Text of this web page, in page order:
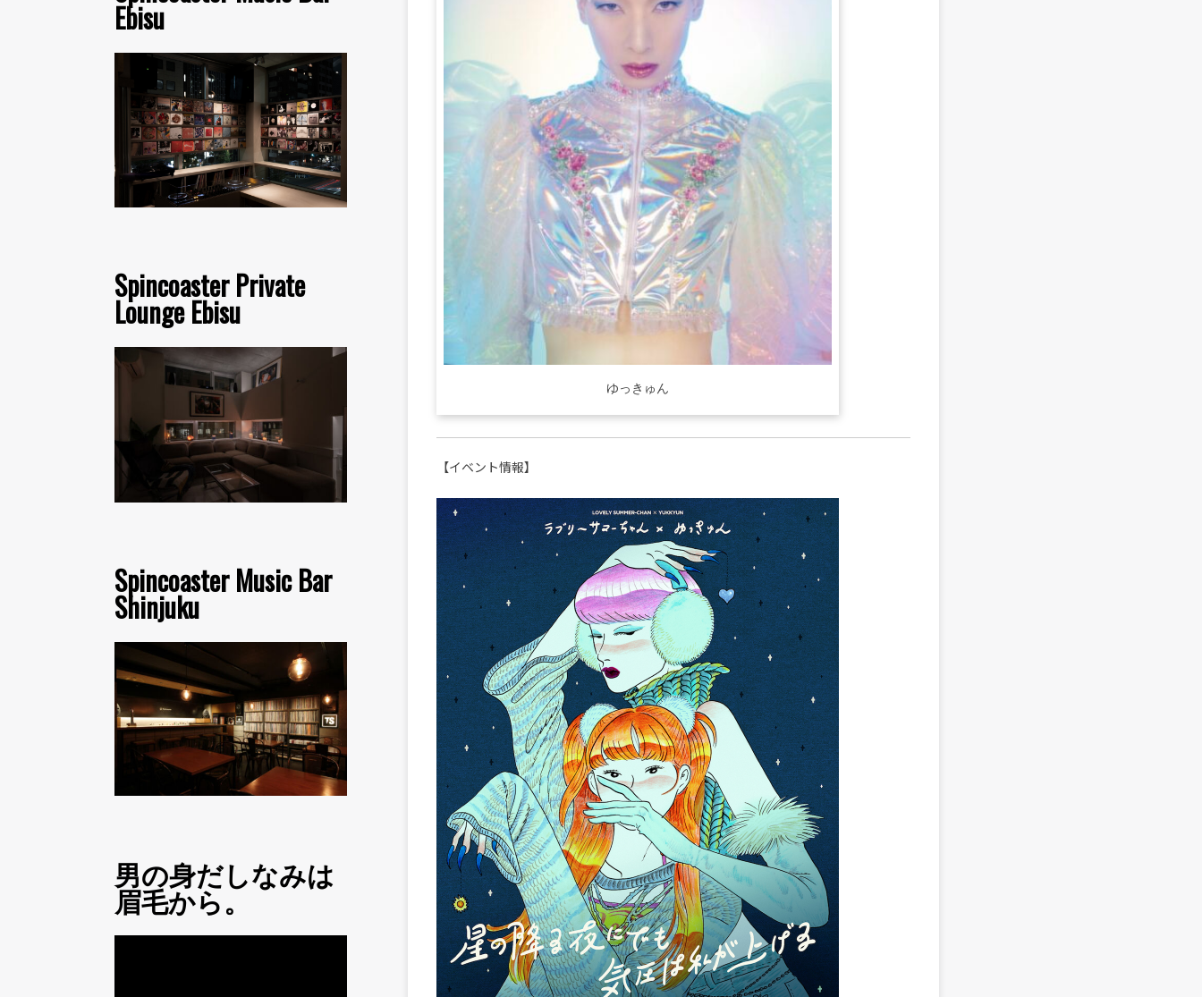
Ebisu
Spincoaster Private
Lounge Ebisu
Spincoaster Music Bar
Shinjuku
男の身だしなみは
眉毛から。
ゆっきゅん
【イベント情報】